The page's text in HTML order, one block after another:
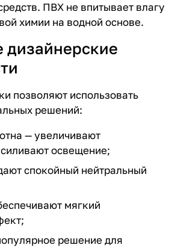
ПВХ не впитывает влагу
химии на водной основе.
позволяют использовать
решений:
— увеличивают
освещение;
спокойный нейтральный
мягкий
решение для